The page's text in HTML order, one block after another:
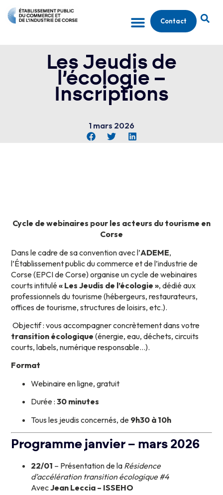
Contact
Les Jeudis de
l’écologie –
Inscriptions
1 mars 2026
Cycle de webinaires pour les acteurs du tourisme en
Corse
Dans le cadre de sa convention avec l’ADEME,
l’Établissement public du commerce et de l’industrie de
Corse (EPCI de Corse) organise un cycle de webinaires
courts intitulé« Les Jeudis de l’écologie », dédié aux
professionnels du tourisme (hébergeurs, restaurateurs,
offices de tourisme, structures de loisirs, etc.).
Objectif : vous accompagner concrètement dans votre
transition écologique (énergie, eau, déchets, circuits
courts, labels, numérique responsable…).
Format
Webinaire en ligne, gratuit
Durée :30 minutes
Tous les jeudis concernés, de 9h30 à 10h
Programme janvier – mars 2026
22/01 – Présentation de la Résidence
d’accélération transition écologique #4
AvecJean Leccia – ISSEHO